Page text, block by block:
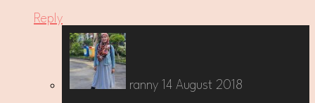
Reply
ranny 14 August 2018